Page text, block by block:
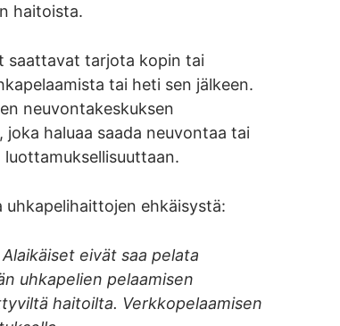
haitoista.
saattavat tarjota kopin tai
tai heti sen jälkeen.
neuvontakeskuksen
haluaa saada neuvontaa tai
luottamuksellisuuttaan.
ehkäisystä:
eivät saa pelata
uhkapelien pelaamisen
haitoilta. Verkkopelaamisen